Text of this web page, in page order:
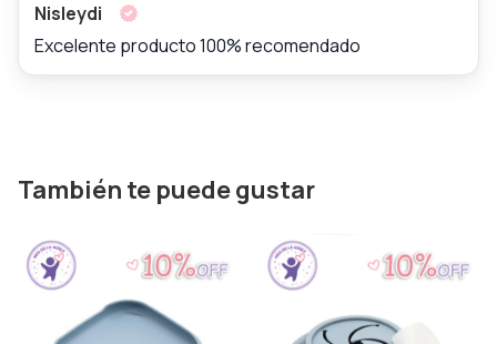
Nisleydi
Excelente producto 100% recomendado
También te puede gustar